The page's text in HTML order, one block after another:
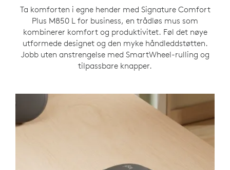
Ta komforten i egne hender med Signature Comfort
Plus M850 L for business, en trådløs mus som
kombinerer komfort og produktivitet. Føl det nøye
utformede designet og den myke håndleddstøtten.
Jobb uten anstrengelse med SmartWheel-rulling og
tilpassbare knapper.